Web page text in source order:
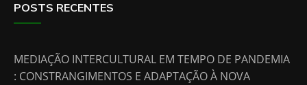
POSTS RECENTES
MEDIAÇÃO INTERCULTURAL EM TEMPO DE PANDEMIA
: CONSTRANGIMENTOS E ADAPTAÇÃO À NOVA